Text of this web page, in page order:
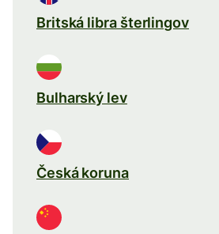
Britská libra šterlingov
Bulharský lev
Česká koruna